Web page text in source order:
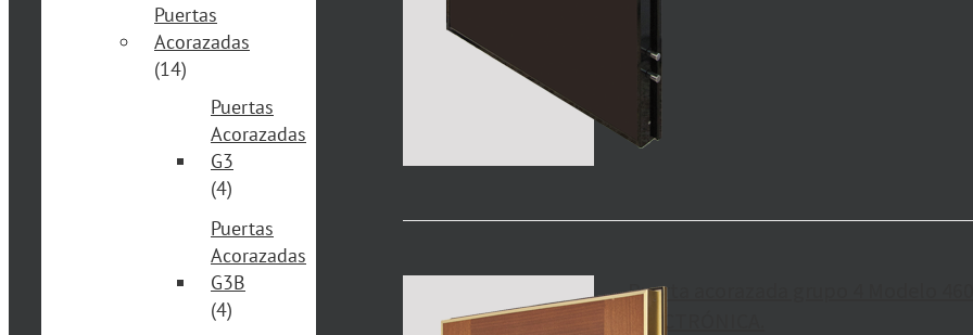
Puerta acorazada grupo 4 Modelo 460
Puertas
Acorazadas
(14)
Puertas
Acorazadas
G3
(4)
Puertas
Acorazadas
G3B
(4)